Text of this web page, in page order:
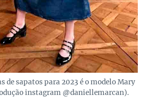
de sapatos para 2023 é o modelo Mary
instagram @daniellemarcan).